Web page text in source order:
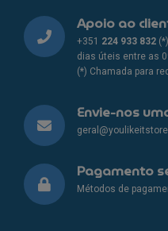
Apoio ao
+351 224 933 832 (*)
dias úteis entre as
(*) Chamada para
Envie-nos
Pagamento
Métodos de